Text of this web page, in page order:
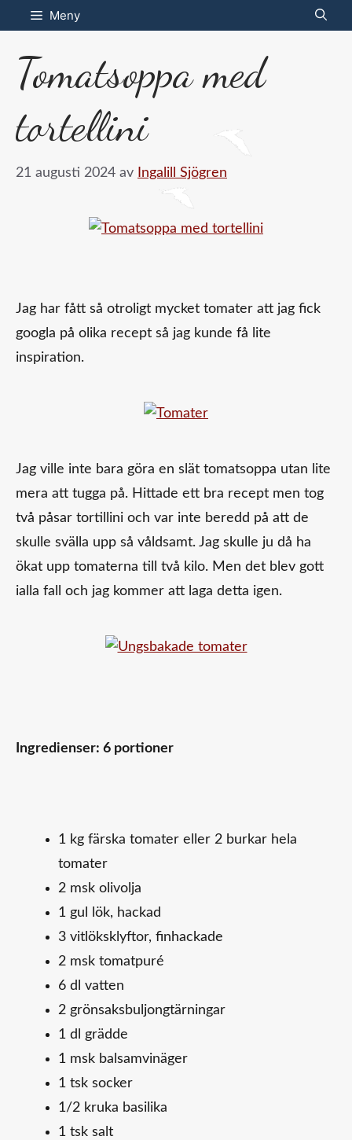
Hoppa
till
innehåll
Meny
Tomatsoppa med
tortellini
21 augusti 2024 av Ingalill Sjögren
Jag har fått så otroligt mycket tomater att jag fick
googla på olika recept så jag kunde få lite
inspiration.
Jag ville inte bara göra en slät tomatsoppa utan lite
mera att tugga på. Hittade ett bra recept men tog
två påsar tortillini och var inte beredd på att de
skulle svälla upp så våldsamt. Jag skulle ju då ha
ökat upp tomaterna till två kilo. Men det blev gott
ialla fall och jag kommer att laga detta igen.
Ingredienser: 6 portioner
1 kg färska tomater eller 2 burkar hela
tomater
2 msk olivolja
1 gul lök, hackad
3 vitlöksklyftor, finhackade
2 msk tomatpuré
6 dl vatten
2 grönsaksbuljongtärningar
1 dl grädde
1 msk balsamvinäger
1 tsk socker
1/2 kruka basilika
1 tsk salt